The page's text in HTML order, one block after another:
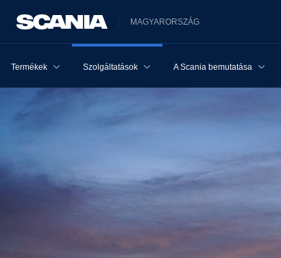
MAGYARORSZÁG
Termékek Szolgáltatások A Scania bemutatása